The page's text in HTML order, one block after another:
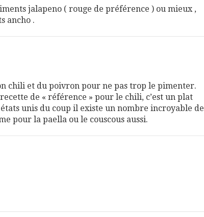
jalapeno ( rouge de préférence ) ou mieux ,
ancho .
chili et du poivron pour ne pas trop le pimenter.
de « référence » pour le chili, c’est un plat
unis du coup il existe un nombre incroyable de
pour la paella ou le couscous aussi.